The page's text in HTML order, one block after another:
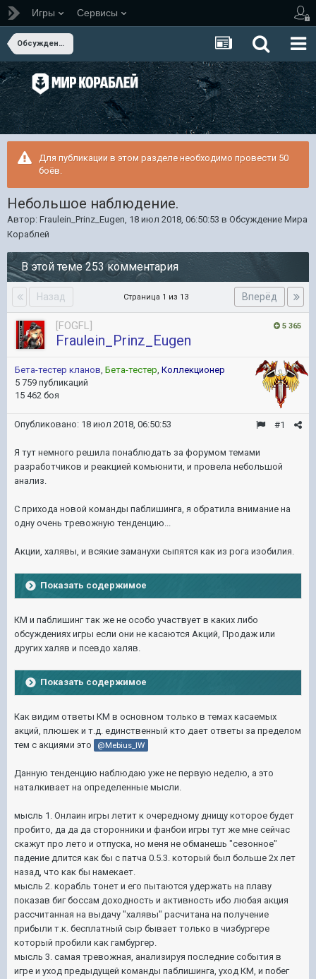
Игры Сервисы
Обсуждение Мира Кораблей
Для публикации в этом разделе необходимо провести 50
боёв.
Небольшое наблюдение.
Автор: Fraulein_Prinz_Eugen, 18 июл 2018, 06:50:53 в Обсуждение Мира
Кораблей
В этой теме 253 комментария
Назад Вперёд
Страница 1 из 13
5 365
[FOGFL]
Fraulein_Prinz_Eugen
Бета-тестер кланов, Бета-тестер, Коллекционер
5 759 публикаций
15 462 боя
#1
Опубликовано: 18 июл 2018, 06:50:53
Я тут немного решила понаблюдать за форумом темами
разработчиков и реакцией комьюнити, и провела небольшой
анализ.
С прихода новой команды паблишинга, я обратила внимание на
одну очень тревожную тенденцию...
Акции, халявы, и всякие заманухи сыпятся как из рога изобилия.
Показать содержимое
КМ и паблишинг так же не особо участвует в каких либо
обсуждениях игры если они не касаются Акций, Продаж или
других халяв и псевдо халяв.
Показать содержимое
Как видим ответы КМ в основном только в темах касаемых
акций, плюшек и т.д. единственный кто дает ответы за пределом
тем с акциями это
@Mebius_lW
Данную тенденцию наблюдаю уже не первую неделю, а это
наталкивает на определенные мысли.
мысль 1. Онлаин игры летит к очередному днищу которое будет
пробито, да да да сторонники и фанбои игры тут же мне сейчас
скажут про лето и отпуска, но меня не обманешь "сезонное"
падение длится как бы с патча 0.5.3. который был больше 2х лет
назад, что как бы намекает.
мысль 2. корабль тонет и его пытаются удержать на плаву
показав биг боссам доходность и активность ибо любая акция
рассчитанная на выдачу "халявы" расчитана на получение
прибыли т.к. бесплатный сыр бывает только в чизбургере
который пробили как гамбургер.
мысль 3. самая тревожная, анализируя последние события в
игре и уход предыдущей команды паблишинга, уход КМ, и побег